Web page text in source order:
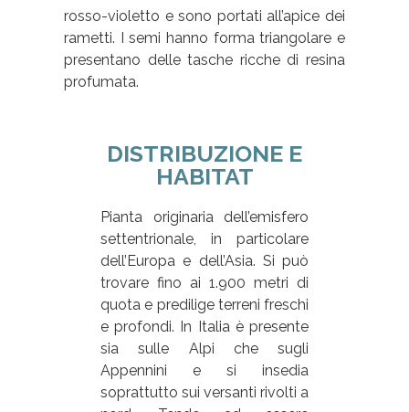
rosso-violetto e sono portati all’apice dei
rametti. I semi hanno forma triangolare e
presentano delle tasche ricche di resina
profumata.
DISTRIBUZIONE E
HABITAT
Pianta originaria dell’emisfero
settentrionale, in particolare
dell’Europa e dell’Asia. Si può
trovare fino ai 1.900 metri di
quota e predilige terreni freschi
e profondi. In Italia è presente
sia sulle Alpi che sugli
Appennini e si insedia
soprattutto sui versanti rivolti a